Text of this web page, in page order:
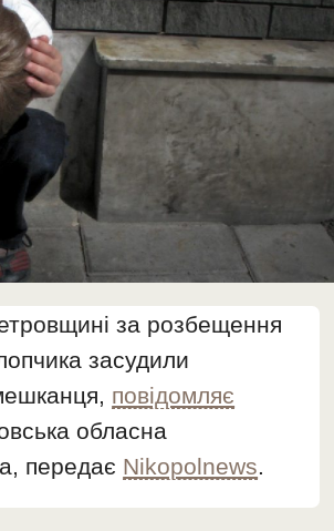
за розбещення
засудили
повідомляє
обласна
передає Nikopolnews.